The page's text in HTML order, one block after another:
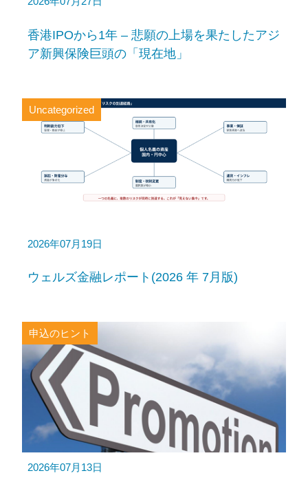
香港IPOから1年 – 悲願の上場を果たしたアジ
ア新興保険巨頭の「現在地」
Uncategorized
2026年07月19日
ウェルズ金融レポート(2026 年 7月版)
申込のヒント
2026年07月13日